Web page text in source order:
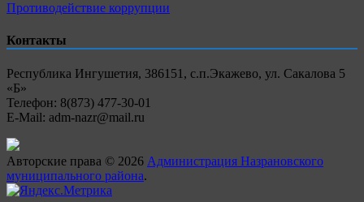
Противодействие коррупции
Контакты
Республика Ингушетия, 386151, с.п.Экажево, ул. Сакалова 5
«Б»
Телефон: 8(873) 477-30-01
E-Mail: adm-nazr@mail.ru
Авторские права © 2026 Администрация Назрановского
муниципального района.